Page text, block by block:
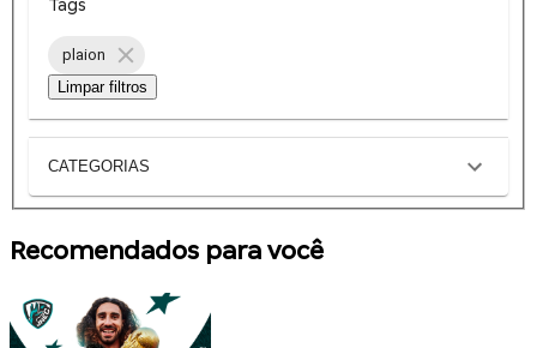
Tags
plaion
Limpar filtros
CATEGORIAS
Recomendados para você